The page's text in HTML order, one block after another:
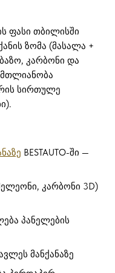
ფასი თბილისში
ზომა (მასალა +
კარბონი და
სირთულე
BESTAUTO-ში —
კარბონი 3D)
პანელების
მანქანაზე